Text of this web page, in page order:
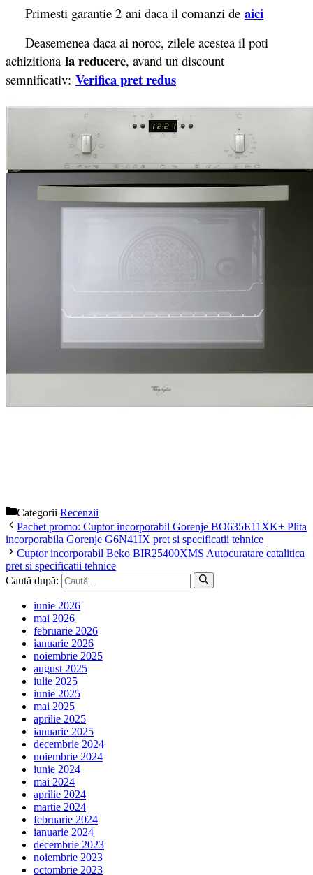
Primesti garantie 2 ani daca il comanzi de aici
Deasemenea daca ai noroc, zilele acestea il poti
achizitiona la reducere, avand un discount
semnificativ: Verifica pret redus
Categorii Recenzii
Pachet promo: Cuptor incorporabil Gorenje BO635E11XK+ Plita
incorporabila Gorenje G6N41IX pret si specificatii tehnice
Cuptor incorporabil Beko BIR25400XMS Autocuratare catalitica
pret si specificatii tehnice
Caută după:
iunie 2026
mai 2026
februarie 2026
ianuarie 2026
noiembrie 2025
august 2025
iulie 2025
iunie 2025
mai 2025
aprilie 2025
ianuarie 2025
decembrie 2024
noiembrie 2024
iunie 2024
mai 2024
aprilie 2024
martie 2024
februarie 2024
ianuarie 2024
decembrie 2023
noiembrie 2023
octombrie 2023